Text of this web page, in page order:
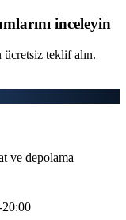
inceleyin
teklif alın.
ve depolama